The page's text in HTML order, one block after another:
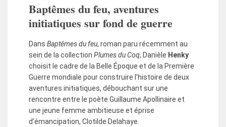
Baptêmes du feu, aventures
initiatiques sur fond de guerre
Dans Baptêmes du feu, roman paru récemment au
sein de la collection Plumes du Coq, Danièle Henky
choisit le cadre de la Belle Époque et de la Première
Guerre mondiale pour construire l’histoire de deux
aventures initiatiques, débouchant sur une
rencontre entre le poète Guillaume Apollinaire et
une jeune femme ambitieuse et éprise
d’émancipation, Clotilde Delahaye.